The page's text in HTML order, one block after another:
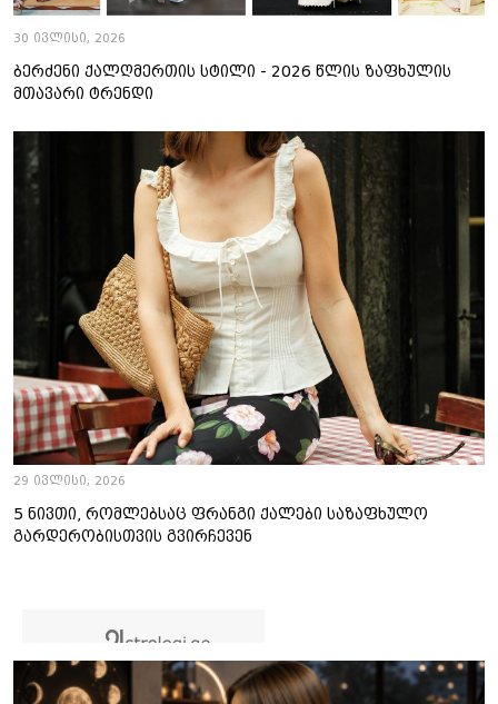
30 ივლისი, 2026
ბერძენი ქალღმერთის სტილი - 2026 წლის ზაფხულის
მთავარი ტრენდი
29 ივლისი, 2026
5 ნივთი, რომლებსაც ფრანგი ქალები საზაფხულო
გარდერობისთვის გვირჩევენ